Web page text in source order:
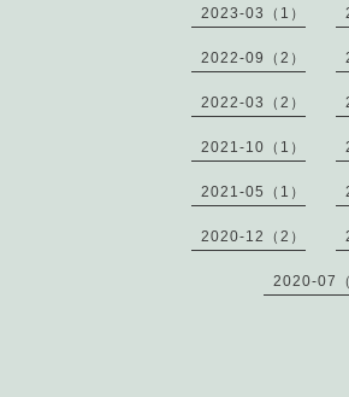
2023-03（1）
2022-09（2）
2022-03（2）
2021-10（1）
2021-05（1）
2020-12（2）
2020-07（